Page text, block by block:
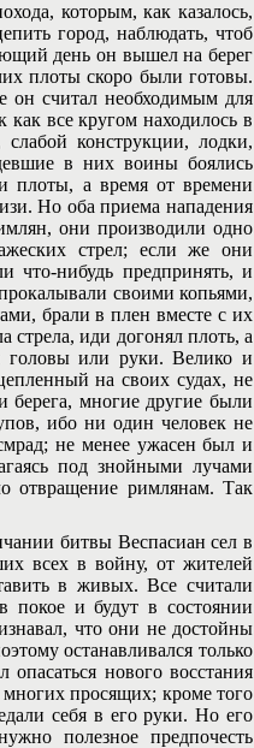
которым, как казалось,
город, наблюдать, чтоб
день он вышел на берег
плоты скоро были готовы.
он считал необходимым для
как все кругом находилось в
конструкции, лодки,
в них воины боялись
плоты, а время от времени
Но оба приема нападения
они производили одно
стрел; если же они
что-нибудь предпринять, и
своими копьями,
брали в плен вместе с их
иди догонял плоть, а
головы или руки. Велико и
на своих судах, не
берега, многие другие были
ибо ни один человек не
не менее ужасен был и
под знойными лучами
отвращение римлянам. Так
битвы Веспасиан сел в
всех в войну, от жителей
в живых. Все считали
и будут в состоянии
что они не достойны
останавливался только
нового восстания
просящих; кроме того
себя в его руки. Но его
полезное предпочесть